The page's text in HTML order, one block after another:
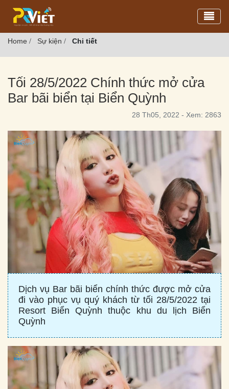
Home / Sự kiện / Chi tiết
Tối 28/5/2022 Chính thức mở cửa
Bar bãi biển tại Biển Quỳnh
28 Th05, 2022 - Xem: 2863
Dịch vụ Bar bãi biển chính thức được mở cửa
đi vào phục vụ quý khách từ tối 28/5/2022 tại
Resort Biển Quỳnh thuộc khu du lịch Biển
Quỳnh